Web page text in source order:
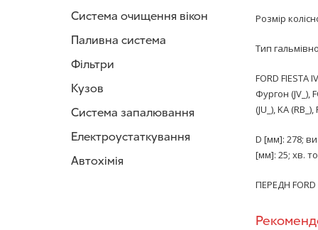
Система очищення вікон
Паливна система
Фільтри
Кузов
Система запалювання
Електроустаткування
Автохімія
Розмір
Тип
FORD FIESTA
Фургон (JV_),
(JU_), KA
D [мм]: 278;
[мм]: 25; хв.
ПЕРЕДН FORD